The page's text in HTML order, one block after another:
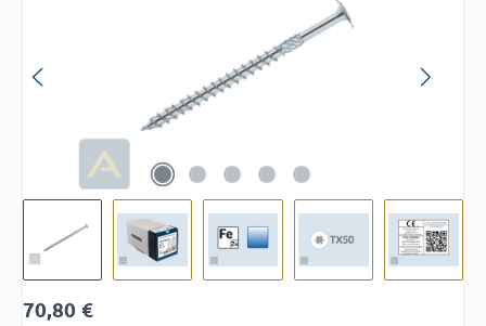
Regulärer Preis:
70,80 €